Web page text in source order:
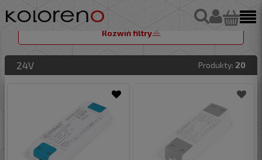
Rozwiń filtry
24V Produkty: 20